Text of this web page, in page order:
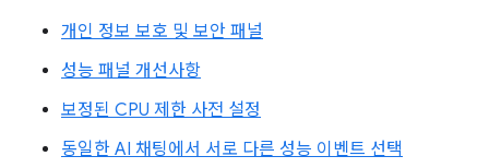
개인 정보 보호 및 보안 패널
성능 패널 개선사항
보정된 CPU 제한 사전 설정
동일한 AI 채팅에서 서로 다른 성능 이벤트 선택